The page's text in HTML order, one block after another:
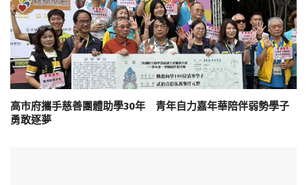
高市府攜手慈善團體助學30年 青年自力嘉年華陪伴弱勢學子
勇敢逐夢